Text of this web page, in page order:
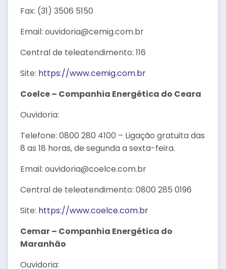
Fax: (31) 3506 5150
Email: ouvidoria@cemig.com.br
Central de teleatendimento: 116
Site: https://www.cemig.com.br
Coelce – Companhia Energética do Ceara
Ouvidoria:
Telefone: 0800 280 4100 – Ligação gratuita das
8 as 18 horas, de segunda a sexta-feira.
Email: ouvidoria@coelce.com.br
Central de teleatendimento: 0800 285 0196
Site: https://www.coelce.com.br
Cemar – Companhia Energética do
Maranhão
Ouvidoria: